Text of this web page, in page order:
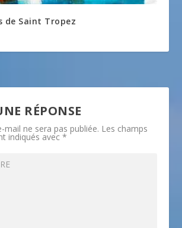
de Saint Tropez
RÉPONSE
mail ne sera pas publiée. Les champs
indiqués avec*